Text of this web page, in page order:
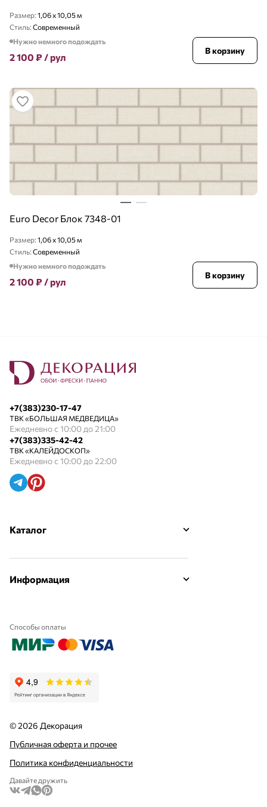
Размер: 1,06 x 10,05 м
Стиль: Современный
Нужно немного подождать
2 100 ₽ / рул
В корзину
Euro Decor Блок 7348-01
Размер: 1,06 x 10,05 м
Стиль: Современный
Нужно немного подождать
2 100 ₽ / рул
В корзину
+7(383)230-17-47
ТВК «БОЛЬШАЯ МЕДВЕДИЦА»
Ежедневно с 10:00 до 21:00
+7(383)335-42-42
ТВК «КАЛЕЙДОСКОП»
Ежедневно с 10:00 до 22:00
Каталог
Информация
Способы оплаты
© 2026 Декорация
Публичная оферта и прочее
Политика конфиденциальности
Давайте дружить